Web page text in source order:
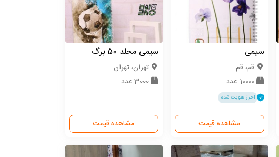
سیمی
قم، قم
10000 عدد
احراز هویت شده
مشاهده قیمت
سیمی مجلد 50 برگ
تهران، تهران
3000 عدد
مشاهده قیمت